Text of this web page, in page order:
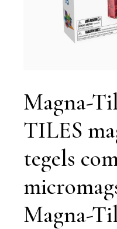
Magna-
TILES
tegels
Magna-